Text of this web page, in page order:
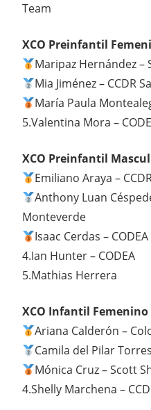
Team
XCO Preinfantil
Maripaz Hernández –
Mia Jiménez – CCDR
María Paula
5.Valentina Mora –
XCO Preinfantil
Emiliano Araya –
Anthony Luan
Monteverde
Isaac Cerdas –
4.Ian Hunter – CODEA
5.Mathias Herrera
XCO Infantil Femenino
Ariana Calderón –
Camila del Pilar
Mónica Cruz – Scott
4.Shelly Marchena –